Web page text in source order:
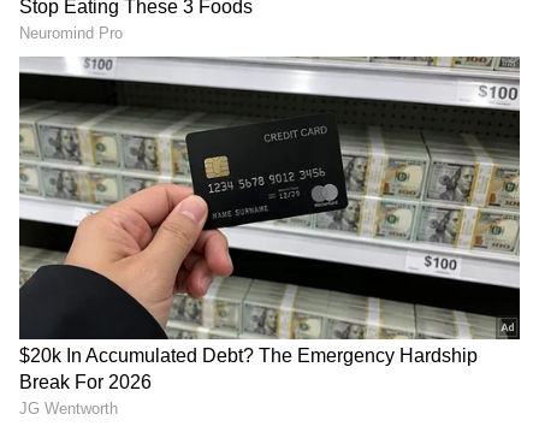
ನೀತಾ ಅಂಬಾನಿ ಸೀರೆ ಶಾಪಿಂಗ್ ನೋಡಿ ಹಿರಿ ಹಿರಿ ಹಿಗ್ಗಿದ
ಮಹಿಳೆಯರು! ಕಾರಣ ಕೇಳಿದ್ರೆ ನೀವೂ ಯೆಸ್ ಅಂತೀರಿ!
ಕೆಲವು ದಿನಗಳ ಹಿಂದೆ ಮುಕೇಶ್ ಅಂಬಾನಿ ಮಹಾರಾಷ್ಟ್ರ
ಸಿಎಂ ಏಕನಾಥ್ ಶಿಂಧೆ ಅವರನ್ನು ಭೇಟಿಯಾಗಿ ಮದುವೆಗೆ
ಆಮಂತ್ರಣ ನೀಡಿದ್ದರು. ಈ ವೇಳೆ ಸಿಎಂ ಹೆಗಲ ಮೇಲೆ ಕೈ
ಹಾಕಿ ಅನಂತ್ ಅಂಬಾನಿ ಫೋಟೋ ಕ್ಲಿಕ್ಕಿಸಿಕೊಂಡಿದ್ದರು. ಸಿಎಂ
ಹೆಗಲಮೇಲೆ ಕೈ ಹಾಕಿದ್ದ ಫೋಟೋ ಚರ್ಚೆಗೆ ಗ್ರಾಸವಾಗಿತ್ತು.
ಗಳನ್ನು ಪಡೆಯಿರಿ